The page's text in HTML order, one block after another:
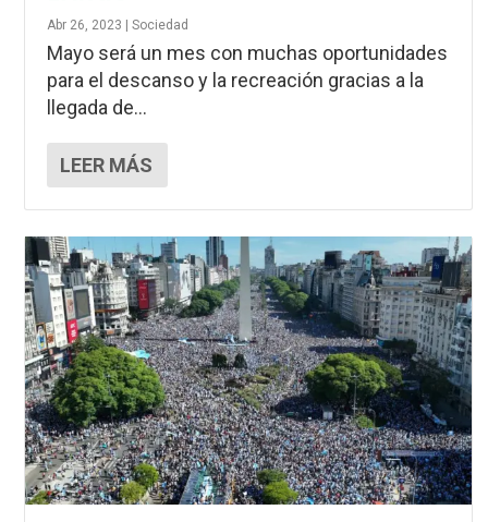
Abr 26, 2023 |Sociedad
Mayo será un mes con muchas oportunidades
para el descanso y la recreación gracias a la
llegada de...
LEER MÁS